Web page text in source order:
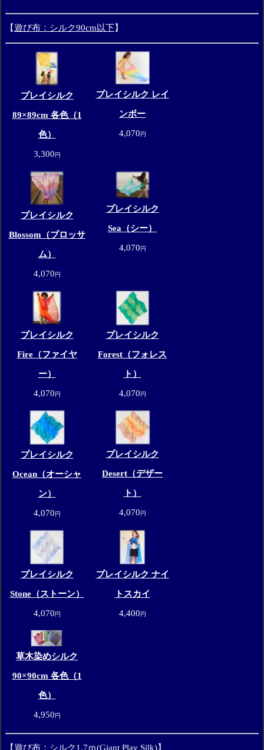
【遊び布：シルク90cm以下】
プレイシルク
89×89cm 各色（1
色）
3,300円
プレイシルク レイ
ンボー
4,070円
プレイシルク
Blossom（ブロッサ
ム）
4,070円
プレイシルク
Sea（シー）
4,070円
プレイシルク
Fire（ファイヤ
ー）
4,070円
プレイシルク
Forest（フォレス
ト）
4,070円
プレイシルク
Ocean（オーシャ
ン）
4,070円
プレイシルク
Desert（デザー
ト）
4,070円
プレイシルク
Stone（ストーン）
4,070円
プレイシルク ナイ
トスカイ
4,400円
草木染めシルク
90×90cm 各色（1
色）
4,950円
【遊び布：シルク1.7ｍ(Giant Play Silk)】